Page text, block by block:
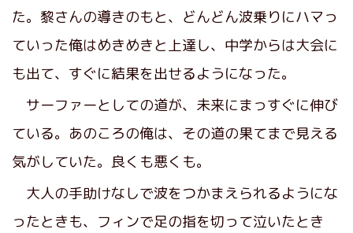
た。黎さんの導きのもと、どんどん波乗りにハマっ
ていった俺はめきめきと上達し、中学からは大会に
も出て、すぐに結果を出せるようになった。
サーファーとしての道が、未来にまっすぐに伸び
ている。あのころの俺は、その道の果てまで見える
気がしていた。良くも悪くも。
大人の手助けなしで波をつかまえられるようにな
ったときも、フィンで足の指を切って泣いたとき